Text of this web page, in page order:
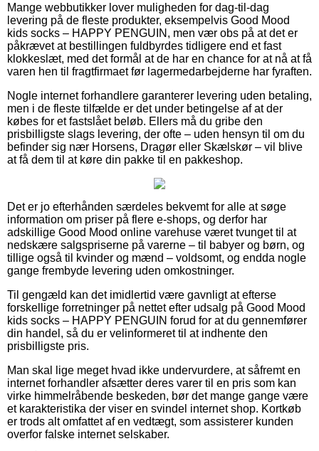
Mange webbutikker lover muligheden for dag-til-dag
levering på de fleste produkter, eksempelvis Good Mood
kids socks – HAPPY PENGUIN, men vær obs på at det er
påkrævet at bestillingen fuldbyrdes tidligere end et fast
klokkeslæt, med det formål at de har en chance for at nå at få
varen hen til fragtfirmaet før lagermedarbejderne har fyraften.
Nogle internet forhandlere garanterer levering uden betaling,
men i de fleste tilfælde er det under betingelse af at der
købes for et fastslået beløb. Ellers må du gribe den
prisbilligste slags levering, der ofte – uden hensyn til om du
befinder sig nær Horsens, Dragør eller Skælskør – vil blive
at få dem til at køre din pakke til en pakkeshop.
Det er jo efterhånden særdeles bekvemt for alle at søge
information om priser på flere e-shops, og derfor har
adskillige Good Mood online varehuse været tvunget til at
nedskære salgspriserne på varerne – til babyer og børn, og
tillige også til kvinder og mænd – voldsomt, og endda nogle
gange frembyde levering uden omkostninger.
Til gengæld kan det imidlertid være gavnligt at efterse
forskellige forretninger på nettet efter udsalg på Good Mood
kids socks – HAPPY PENGUIN forud for at du gennemfører
din handel, så du er velinformeret til at indhente den
prisbilligste pris.
Man skal lige meget hvad ikke undervurdere, at såfremt en
internet forhandler afsætter deres varer til en pris som kan
virke himmelråbende beskeden, bør det mange gange være
et karakteristika der viser en svindel internet shop. Kortkøb
er trods alt omfattet af en vedtægt, som assisterer kunden
overfor falske internet selskaber.